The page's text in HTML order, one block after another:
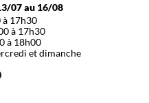
07 au 16/08
à 17h30
à 17h30
à 18h00
et dimanche